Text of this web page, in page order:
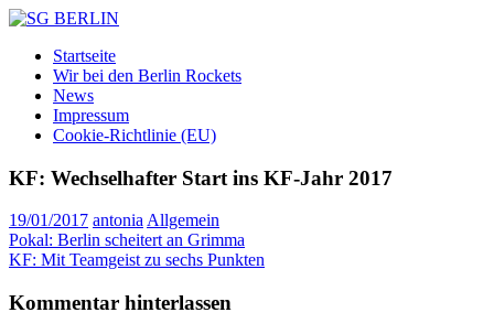
Zum
springen
BERLIN
DAMEN
FLOORBALL
TEAM
Startseite
Wir bei den Berlin Rockets
News
Impressum
Cookie-Richtlinie (EU)
KF: Wechselhafter Start ins KF-Jahr 2017
19/01/2017 antoniaAllgemein
Beitragsnavigation
Vorheriger
Beitrag:
Pokal: Berlin scheitert an Grimma
Nächster
KF: Mit Teamgeist zu sechs Punkten
Kommentar hinterlassen